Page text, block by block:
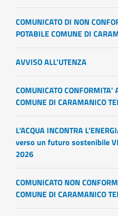
COMUNICATO DI NON
POTABILE COMUNE DI
AVVISO ALL'UTENZA
COMUNICATO CONFORMITA'
COMUNE DI CARAMANICO
L’ACQUA INCONTRA
verso un futuro sostenibile
2026
COMUNICATO NON
COMUNE DI CARAMANICO